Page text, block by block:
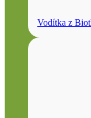
Vodítka z